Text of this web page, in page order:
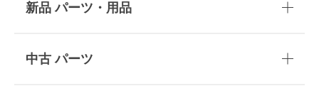
新品 パーツ・用品
中古 パーツ